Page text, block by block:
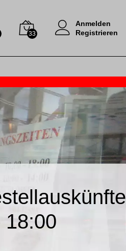
33
Anmelden
Registrieren
18:00